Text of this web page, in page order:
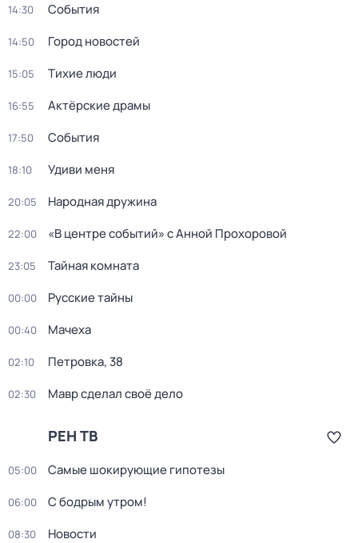
14:30 События
14:50 Город новостей
15:05 Тихие люди
16:55 Актёрские драмы
17:50 События
18:10 Удиви меня
20:05 Народная дружина
22:00 «В центре событий» с Анной Прохоровой
23:05 Тайная комната
00:00 Русские тайны
00:40 Мачеха
02:10 Петровка, 38
02:30 Мавр сделал своё дело
РЕН ТВ
05:00 Самые шoкиpующие гипотезы
06:00 С бодрым утром!
08:30 Новости